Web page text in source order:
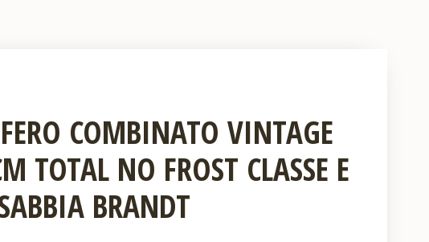
COMBINATO VINTAGE
TOTAL NO FROST CLASSE E
BRANDT